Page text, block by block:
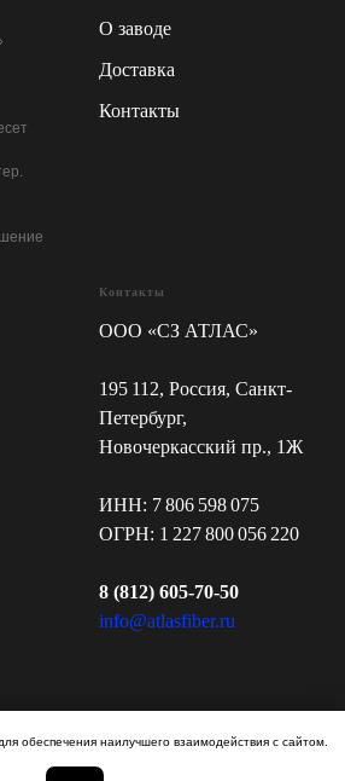
О заводе
Доставка
Контакты
Контакты
ООО «СЗ АТЛАС»
195 112, Россия, Санкт-
Петербург,
Новочеркасский пр., 1Ж
ИНН: 7 806 598 075
ОГРН: 1 227 800 056 220
8 (812) 605-70-50
info@atlasfiber.ru
обеспечения наилучшего взаимодействия с сайтом.